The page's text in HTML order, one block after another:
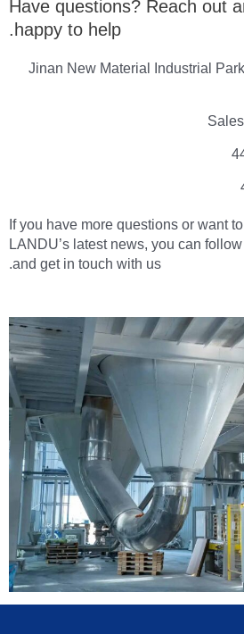
Have questions? Reach out
happy to help.
Jinan New Material Industrial
If you have more questions or want
LANDU’s latest news, you can
and get in touch with us.